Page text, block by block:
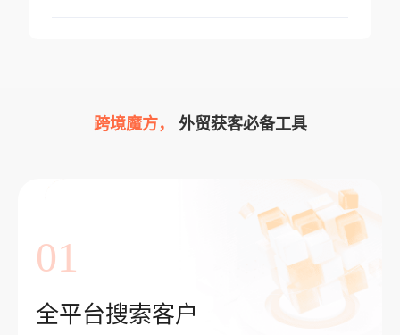
跨境魔方， 外贸获客必备工具
01
全平台搜索客户